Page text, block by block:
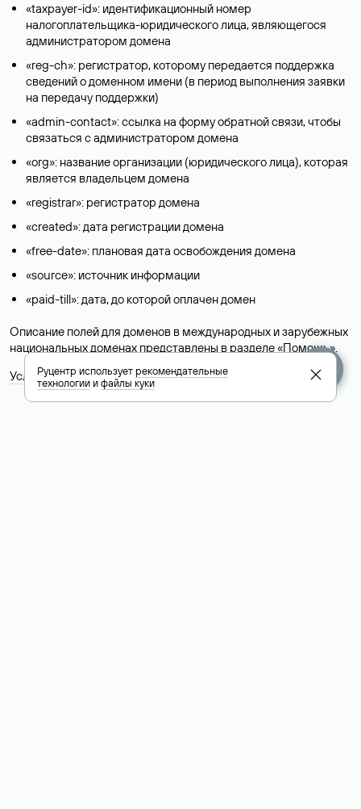
«taxpayer-id»: идентификационный номер
налогоплательщика-юридического лица, являющегося
администратором домена
«reg-ch»: регистратор, которому передается поддержка
сведений о доменном имени (в период выполнения заявки
на передачу поддержки)
«admin-contact»: ссылка на форму обратной связи, чтобы
связаться с администратором домена
«org»: название организации (юридического лица), которая
является владельцем домена
«registrar»: регистратор домена
«created»: дата регистрации домена
«free-date»: плановая дата освобождения домена
«source»: источник информации
«paid-till»: дата, до которой оплачен домен
Описание полей для доменов в международных и зарубежных
национальных доменах представлены в разделе «Помощь».
Условия использования Whois-сервиса
Руцентр используетрекомендательные
технологииифайлы куки